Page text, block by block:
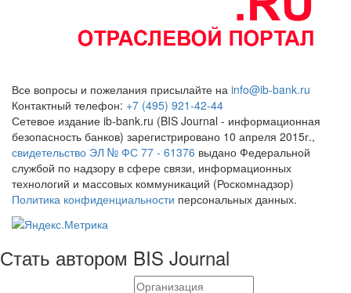
Все вопросы и пожелания присылайте на info@ib-bank.ru
Контактный телефон: +7 (495) 921-42-44
Сетевое издание ib-bank.ru (BIS Journal - информационная
безопасность банков) зарегистрировано 10 апреля 2015г.,
свидетельство ЭЛ № ФС 77 - 61376 выдано Федеральной
службой по надзору в сфере связи, информационных
технологий и массовых коммуникаций (Роскомнадзор)
Политика конфиденциальности персональных данных.
Стать автором BIS Journal